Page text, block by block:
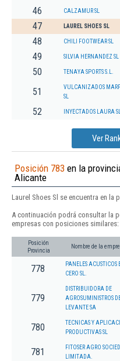
46 CALZAMUR SL
47 LAUREL SHOES SL
48 CHILI FOOTWEAR SL
49 SILVIA HERNANDEZ SL
50 TENAYA SPORTS S.L.
51
VULCANIZADOS
SL
52 INYECTADOS LAURA SL
Ver
Posición 783 en la
Alicante
Laurel Shoes Sl se encuentra en la
A continuación podrá consultar la
empresas con posiciones similares:
Posición
Provincia
Nombre de la
778
PANELES ACUSTICOS
CERO SL.
779
DISTRIBUIDORA DE
AGROSUMINISTROS
LEVANTE SA
780
TECNICAS Y
PRODUCTIVAS SL
781
FITOSER AGRO
LIMITADA.